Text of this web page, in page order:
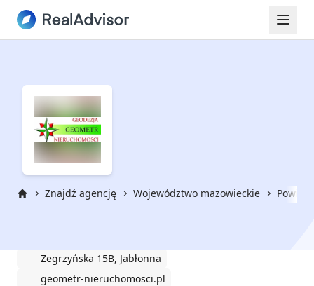
Znajdź agencję Województwo mazowieckie Powiat
Zegrzyńska 15B, Jabłonna
geometr-nieruchomosci.pl